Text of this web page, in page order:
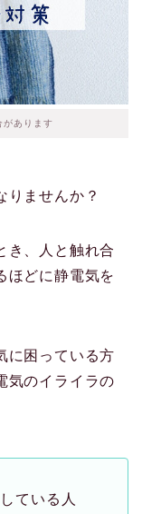
があります
りませんか？
き、人と触れ合
ほどに静電気を
に困っている方
気のイライラの
ている人